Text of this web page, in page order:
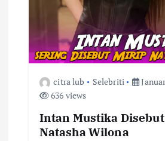
citra lub Selebriti
636 views
Intan Mustika
Natasha Wilona